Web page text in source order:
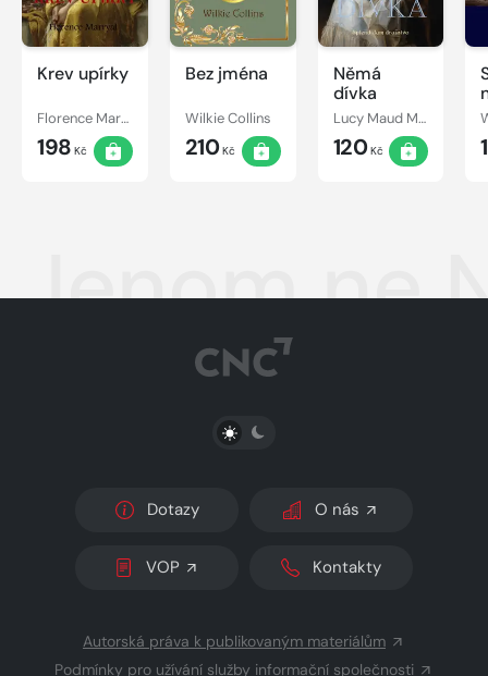
Krev upírky
Florence Marryat
198 Kč
Bez jména
Wilkie Collins
210Kč
Němá
dívka
Lucy Maud Montgomery
120Kč
Jenom ne
PŘEPNOUT SVĚTLÝ/TMAVÝ REŽIM
Dotazy O nás
VOP Kontakty
Autorská práva k publikovaným materiálům
Podmínky pro užívání služby informační společnosti